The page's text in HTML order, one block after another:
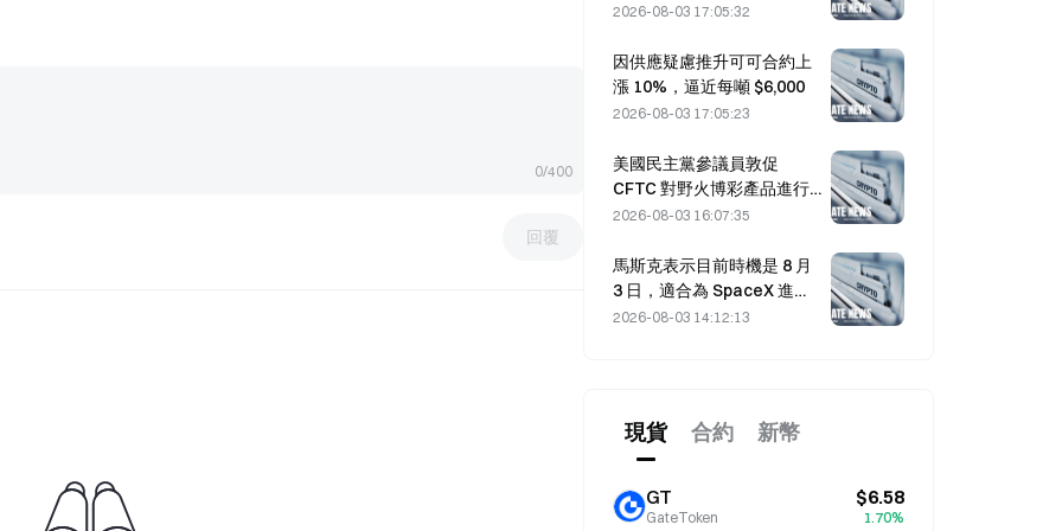
0/400
回覆
到意外
2026-08-03 17:05:32
因供應疑慮推升可可合約上
漲 10%，逼近每噸 $6,000
2026-08-03 17:05:23
美國民主黨參議員敦促
CFTC 對野火博彩產品進行
限制，理由是創紀錄的火災
2026-08-03 16:07:35
馬斯克表示目前時機是 8 月
3 日，適合為 SpaceX 進行
買入。
2026-08-03 14:12:13
現貨 合約 新幣
GT
GateToken
$6.58
1.70%